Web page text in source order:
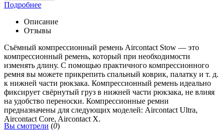
Подробнее
Описание
Отзывы
Съёмный компрессионный ремень Aircontact Stow — это
компрессионный ремень, который при необходимости
изменять длину. С помощью практичного компрессионного
ремня вы можете прикрепить спальный коврик, палатку и т. д.
к нижней части рюкзака. Компрессионный ремень идеально
фиксирует свёрнутый груз в нижней части рюкзака, не влияя
на удобство переноски. Компрессионные ремни
предназначены для следующих моделей: Aircontact Ultra,
Aircontact Core, Aircontact X.
Вы смотрели (0)